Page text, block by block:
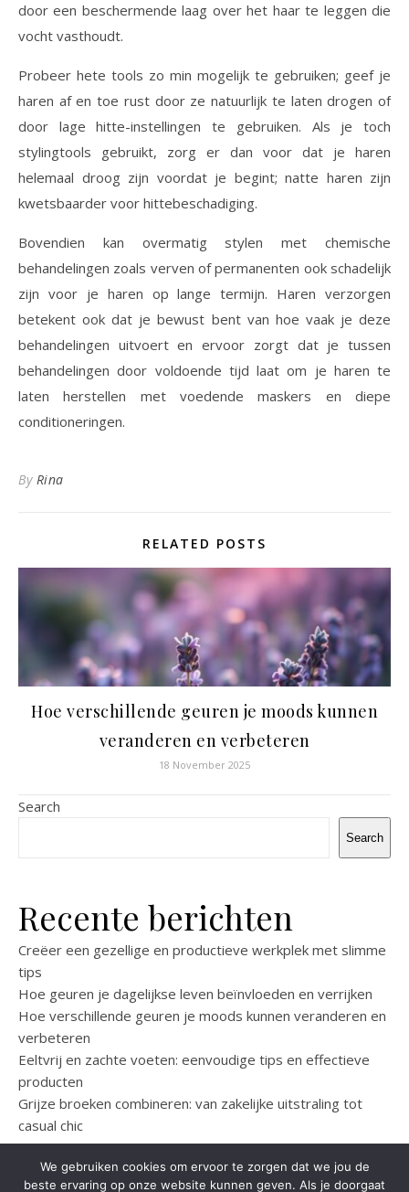
door een beschermende laag over het haar te leggen die
vocht vasthoudt.
Probeer hete tools zo min mogelijk te gebruiken; geef je
haren af ​​en toe rust door ze natuurlijk te laten drogen of
door lage hitte-instellingen te gebruiken. Als je toch
stylingtools gebruikt, zorg er dan voor dat je haren
helemaal droog zijn voordat je begint; natte haren zijn
kwetsbaarder voor hittebeschadiging.
Bovendien kan overmatig stylen met chemische
behandelingen zoals verven of permanenten ook schadelijk
zijn voor je haren op lange termijn. Haren verzorgen
betekent ook dat je bewust bent van hoe vaak je deze
behandelingen uitvoert en ervoor zorgt dat je tussen
behandelingen door voldoende tijd laat om je haren te
laten herstellen met voedende maskers en diepe
conditioneringen.
By Rina
RELATED POSTS
Hoe verschillende geuren je moods kunnen
veranderen en verbeteren
18 November 2025
Search
Search
Recente berichten
Creëer een gezellige en productieve werkplek met slimme
tips
Hoe geuren je dagelijkse leven beïnvloeden en verrijken
Hoe verschillende geuren je moods kunnen veranderen en
verbeteren
Eeltvrij en zachte voeten: eenvoudige tips en effectieve
producten
Grijze broeken combineren: van zakelijke uitstraling tot
casual chic
We gebruiken cookies om ervoor te zorgen dat we jou de
beste ervaring op onze website kunnen geven. Als je doorgaat